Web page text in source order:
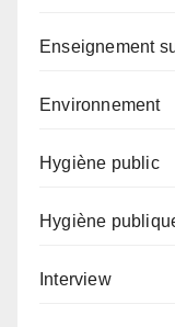
Enseignement
Environnement
Hygiène public
Hygiène
Interview